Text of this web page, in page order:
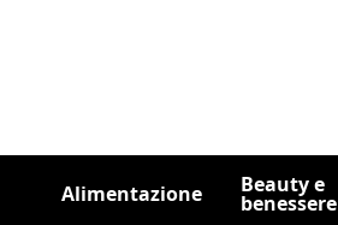
Alimentazione Beauty e
benessere